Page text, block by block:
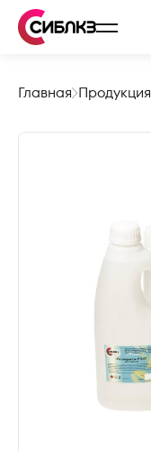
Главная Продукция